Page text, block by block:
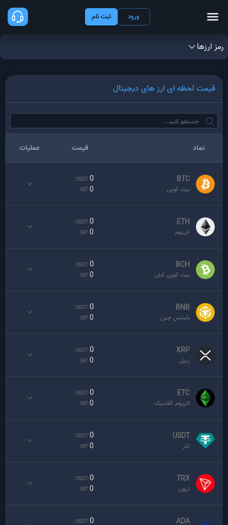
ورود ثبت نام
رمز ارزها
قیمت لحظه ای ارز های دیجیتال
نماد قیمت عملیات
BTC
بیت کوین
0
USDT
0
IRT
ETH
اتریوم
0
USDT
0
IRT
BCH
بیت کوین کش
0
USDT
0
IRT
BNB
بایننس چین
0
USDT
0
IRT
XRP
ریپل
0
USDT
0
IRT
ETC
اتریوم کلاسیک
0
USDT
0
IRT
USDT
تتر
0
USDT
0
IRT
TRX
ترون
0
USDT
0
IRT
ADA
0
USDT